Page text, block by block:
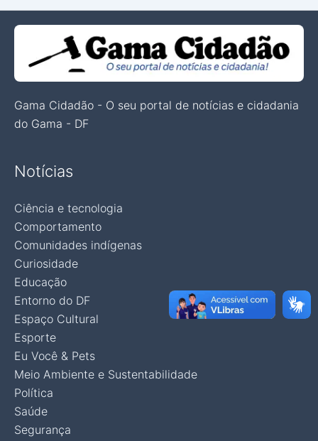
Gama Cidadão - O seu portal de notícias e cidadania
do Gama - DF
Notícias
Ciência e tecnologia
Comportamento
Comunidades indígenas
Curiosidade
Educação
Entorno do DF
Espaço Cultural
Esporte
Eu Você & Pets
Meio Ambiente e Sustentabilidade
Política
Saúde
Segurança